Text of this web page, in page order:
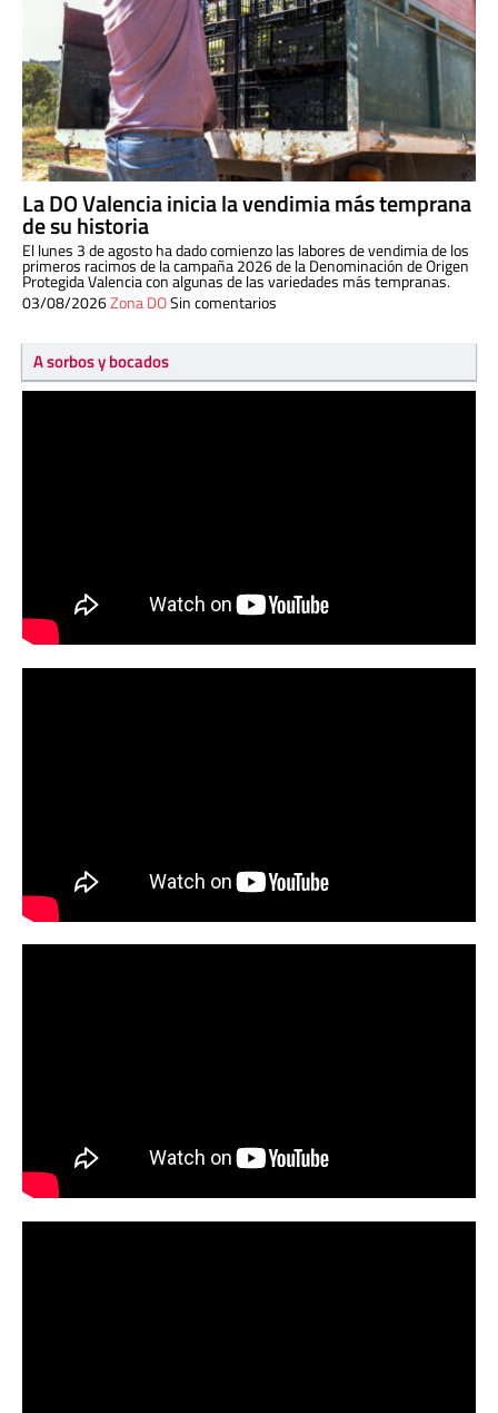
La DO Valencia inicia la vendimia más temprana
de su historia
El lunes 3 de agosto ha dado comienzo las labores de vendimia de los
primeros racimos de la campaña 2026 de la Denominación de Origen
Protegida Valencia con algunas de las variedades más tempranas.
03/08/2026Zona DOSin comentarios
A sorbos y bocados